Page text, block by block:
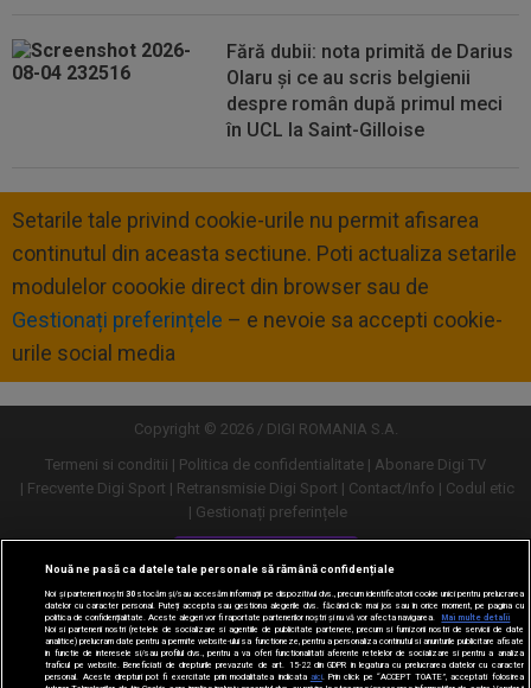
Fără dubii: nota primită de Darius
Olaru și ce au scris belgienii
despre român după primul meci
în UCL la Saint-Gilloise
Setarile tale privind cookie-urile nu permit afisarea
continutul din aceasta sectiune. Poti actualiza setarile
modulelor coookie direct din browser sau de
Gestionați preferințele – e nevoie sa accepti cookie-
urile social media
Copyright © 2026 / DIGI ROMANIA S.A.
Termeni si conditii
Politica de confidentialitate
Abonare Digi TV
Frecvente Digi Sport
Retransmisie Digi Sport Contact/Info
Codul etic
Gestionați preferințele
Versiune desktop
Nouă ne pasă ca datele tale personale să rămână confidențiale
Noi și partenerii noștri30stocăm și/sau accesăm informații pe dispozitivul dvs., precum identificatorii cookie unici pentru prelucrarea
datelor cu caracter personal. Puteți accepta sau gestiona alegerile dvs. făcând clic mai jos sau în orice moment, pe pagina cu
politica de confidențialitate. Aceste alegeri vor fi raportate partenerilor noștri și nu vă vor afecta navigarea.
Mai multe detalii
Noi si partenerii nostri (retelele de socializare si agentiile de publicitate partenere, precum si furnizorii nostri de servicii de date
analitice) prelucram date pentru a permite website-ului sa functioneze, pentru a personaliza continutul si anunturile publicitare afisate
in functie de interesele si/sau profilul dvs., pentru a va oferi functionalitati aferente retelelor de socializare si pentru a analiza
traficul pe website. Beneficiati de drepturile prevazute de art. 15-22 din GDPR in legatura cu prelucrarea datelor cu caracter
personal. Aceste drepturi pot fi exercitate prin modalitatea indicata aici. Prin click pe “ACCEPT TOATE”, acceptati folosirea